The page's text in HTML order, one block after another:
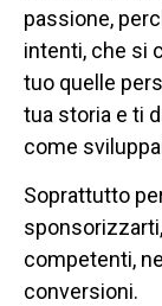
passione,
intenti, che si
tuo quelle
tua storia e ti
come
Soprattutto
competenti,
conversioni.